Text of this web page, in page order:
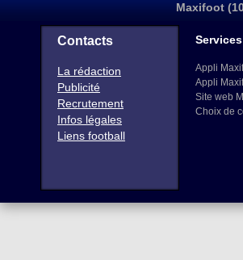
Maxifoot
Contacts
La rédaction
Publicité
Recrutement
Infos légales
Liens football
Appli
Appli
Site web
Choix de